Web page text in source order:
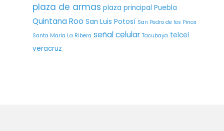
plaza de armas plaza principal Puebla
Quintana Roo San Luis Potosí San Pedro de los Pinos
Santa María La Ribera señal celular Tacubaya telcel
veracruz